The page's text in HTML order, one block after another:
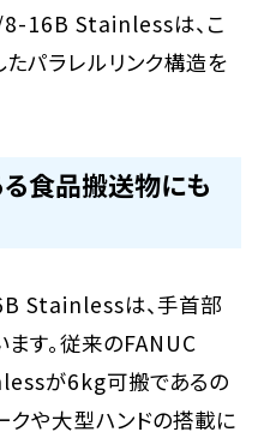
16B Stainlessは、こ
パラレルリンク構造を
食品搬送物にも
Stainlessは、手首部
す。従来のFANUC
が6kg可搬であるの
クや大型ハンドの搭載に